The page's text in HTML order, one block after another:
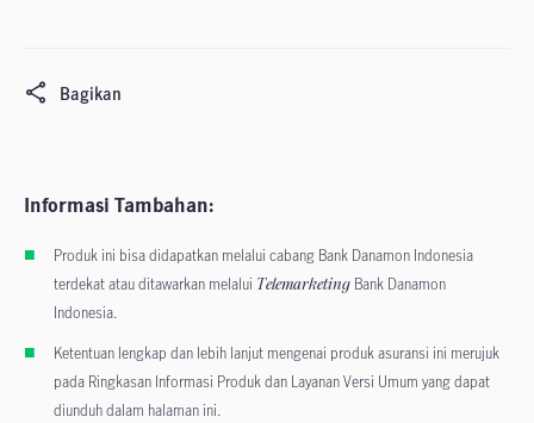
Bagikan
Informasi Tambahan:
Produk ini bisa didapatkan melalui cabang Bank Danamon Indonesia
terdekat atau ditawarkan melalui Telemarketing Bank Danamon
Indonesia.
Ketentuan lengkap dan lebih lanjut mengenai produk asuransi ini merujuk
pada Ringkasan Informasi Produk dan Layanan Versi Umum yang dapat
diunduh dalam halaman ini.